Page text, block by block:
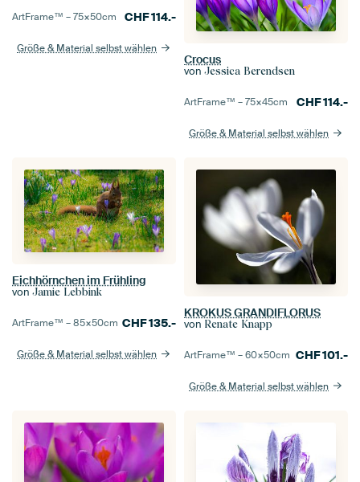
ArtFrame™ –75×50cm CHF114.-
Größe & Material selbst wählen
Crocus
von Jessica Berendsen
ArtFrame™ –75×45cm CHF114.-
Größe & Material selbst wählen
Eichhörnchen im Frühling
von Jamie Lebbink
ArtFrame™ –85×50cm CHF135.-
Größe & Material selbst wählen
KROKUS GRANDIFLORUS
von Renate Knapp
ArtFrame™ –60×50cm CHF101.-
Größe & Material selbst wählen